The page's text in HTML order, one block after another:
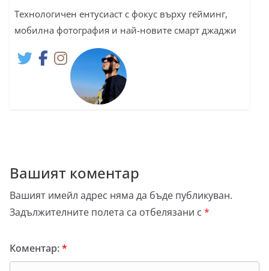
Технологичен ентусиаст с фокус върху гейминг,
мобилна фотография и най-новите смарт джаджи
Вашият коментар
Вашият имейл адрес няма да бъде публикуван.
Задължителните полета са отбелязани с *
Коментар:*